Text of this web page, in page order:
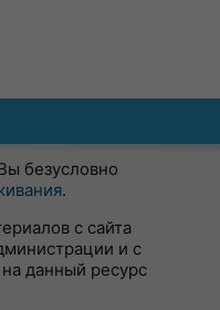
безусловно
.
с сайта
и с
данный ресурс